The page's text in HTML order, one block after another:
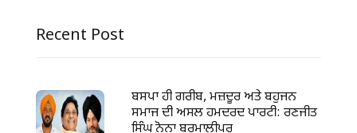
Recent Post
ਬਸਪਾ ਹੀ ਗਰੀਬ, ਮਜ਼ਦੂਰ ਅਤੇ ਬਹੁਜਨ
ਸਮਾਜ ਦੀ ਅਸਲ ਹਮਦਰਦ ਪਾਰਟੀ: ਰਣਜੀਤ
ਸਿੰਘ ਨੋਨਾ ਬਰਮਾਲੀਪੁਰ